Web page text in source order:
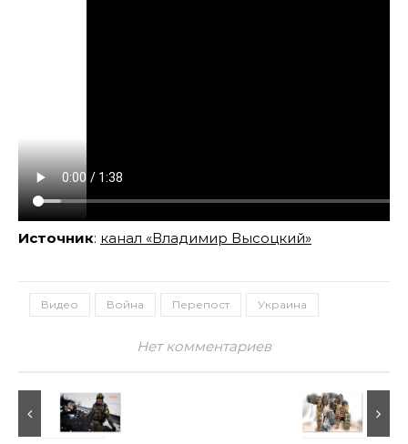
Источник: канал «Владимир Высоцкий»
Видео Война Перепост Украина
Нет комментариев